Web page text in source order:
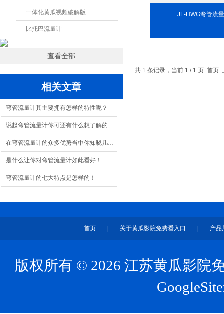
一体化黄瓜视频破解版
比托巴流量计
查看全部
相关文章
弯管流量计其主要拥有怎样的特性呢？
说起弯管流量计你可还有什么想了解的呢？
在弯管流量计的众多优势当中你知晓几个呢？
是什么让你对弯管流量计如此看好！
弯管流量计的七大特点是怎样的！
JL-HWG弯管流
共 1 条记录，当前 1 / 1 页 首
首页 关于黄瓜影院免费看入口 产品
版权所有 © 2026 江苏黄瓜影院